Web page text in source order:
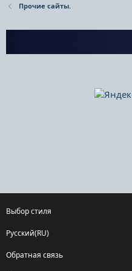
Прочие сайты.
Выбор стиля
Русский(RU)
Обратная связь